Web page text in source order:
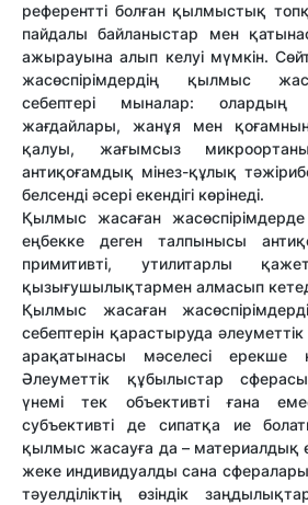
референтті болған қылмыстық
пайдалы байланыстар мен
ажырауына алып келуі мүмкін.
жасөспірімдердің қылмыс
себептері мыналар:
жағдайлары, жанұя мен
қалуы, жағымсыз
антиқоғамдық мінез-құлық
белсенді әсері екендігі көрінеді.
Қылмыс жасаған
еңбекке деген талпынысы
примитивті, утилитарлы
қызығушылықтармен алмасып
Қылмыс жасаған
себептерін қарастыруда
арақатынасы мәселесі
Әлеуметтік құбылыстар
үнемі тек объективті ғана
субъективті де сипатқа ие
қылмыс жасауға да – материалдық
жеке индивидуалды сана
тәуелділіктің өзіндік